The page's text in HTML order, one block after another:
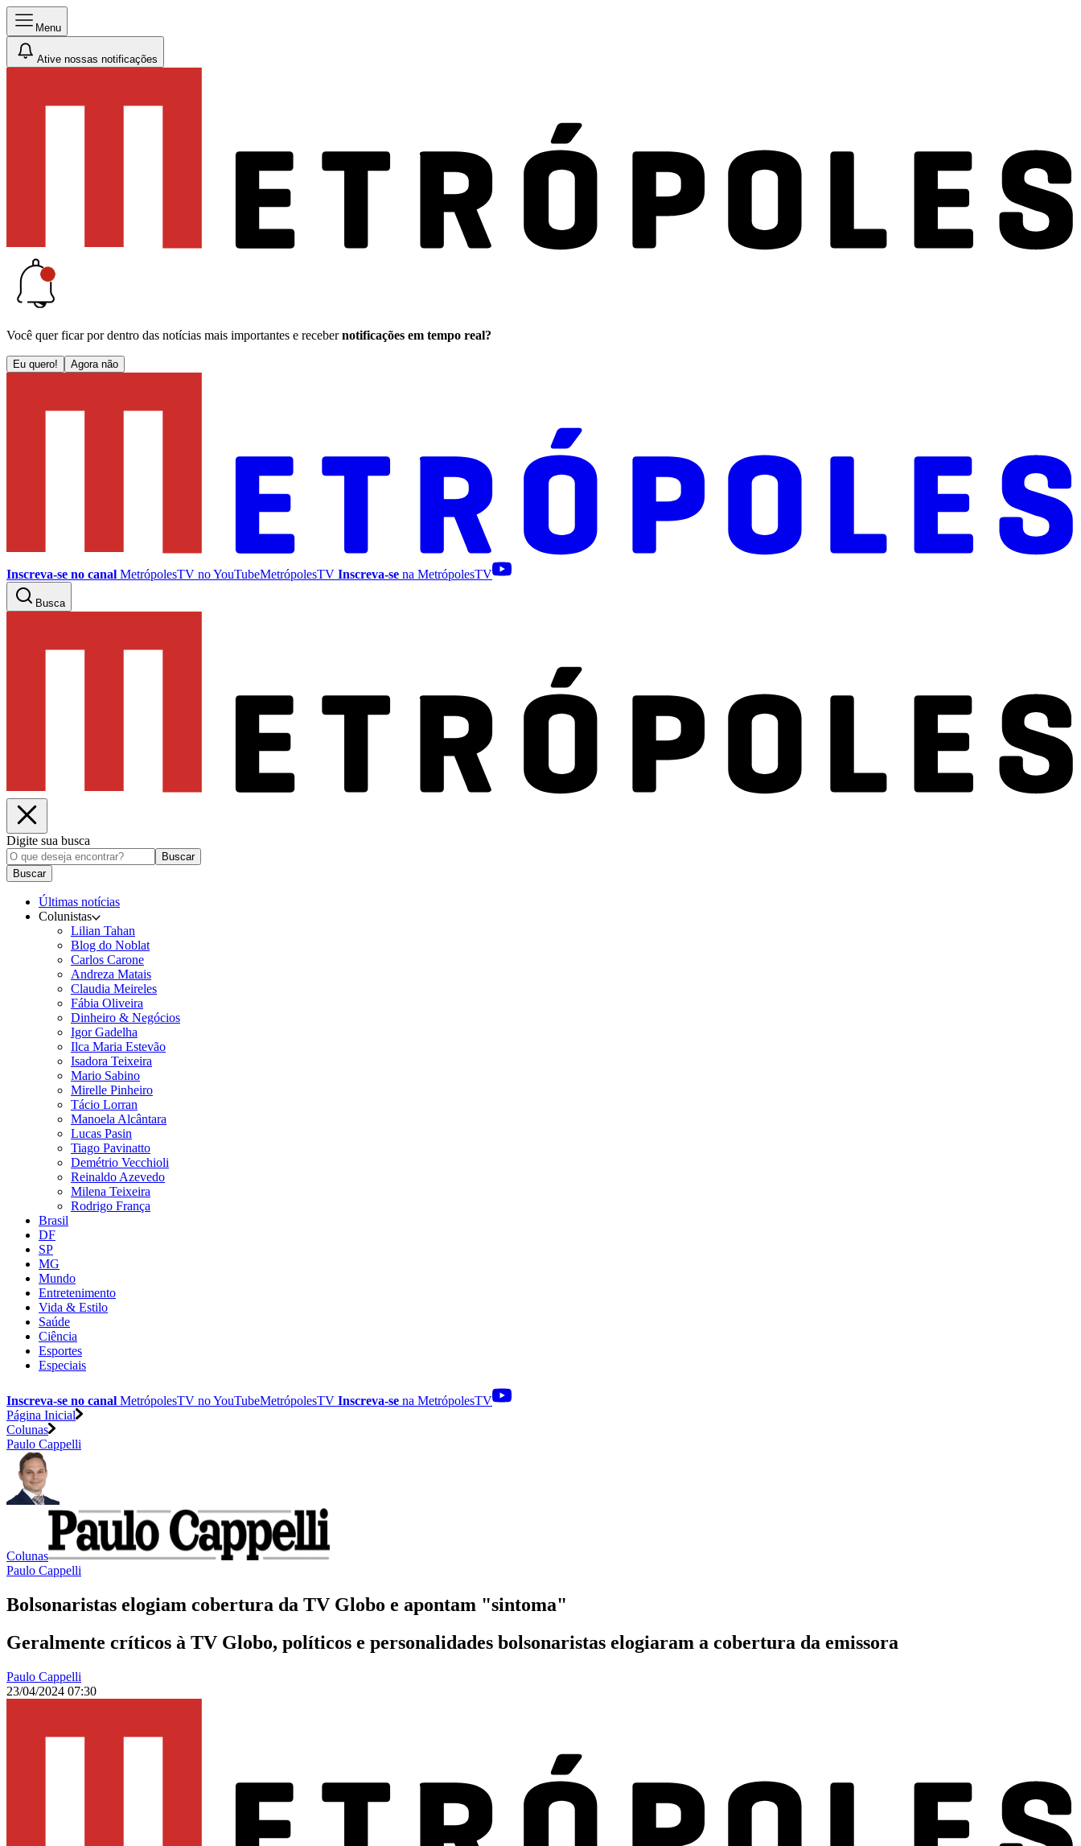
Menu
Ative nossas notificações
Você quer ficar por dentro das notícias mais importantes e receber notificações em tempo real?
Eu quero! Agora não
Inscreva-se no canal MetrópolesTV noYouTubeMetrópolesTV Inscreva-se na MetrópolesTV
Busca
Digite sua busca
Buscar
Buscar
Últimas notícias
Colunistas
Lilian Tahan
Blog do Noblat
Carlos Carone
Andreza Matais
Claudia Meireles
Fábia Oliveira
Dinheiro & Negócios
Igor Gadelha
Ilca Maria Estevão
Isadora Teixeira
Mario Sabino
Mirelle Pinheiro
Tácio Lorran
Manoela Alcântara
Lucas Pasin
Tiago Pavinatto
Demétrio Vecchioli
Reinaldo Azevedo
Milena Teixeira
Rodrigo França
Brasil
DF
SP
MG
Mundo
Entretenimento
Vida & Estilo
Saúde
Ciência
Esportes
Especiais
Inscreva-se no canal MetrópolesTV noYouTubeMetrópolesTV Inscreva-se na MetrópolesTV
Página Inicial
Colunas
Paulo Cappelli
Colunas
Paulo Cappelli
Bolsonaristas elogiam cobertura da TV Globo e apontam "sintoma"
Geralmente críticos à TV Globo, políticos e personalidades bolsonaristas elogiaram a cobertura da emissora
Paulo Cappelli
23/04/2024 07:30